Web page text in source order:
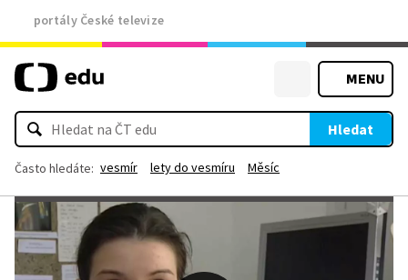
portály České televize
MENU
Hledat
Často hledáte: vesmír lety do vesmíru Měsíc